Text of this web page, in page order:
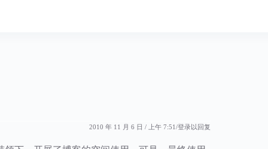
2010 年 11 月 6 日 / 上午 7:51 登录以回复